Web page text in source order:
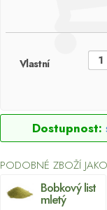
Vlastní
Dostupnost:
PODOBNÉ ZBOŽÍ
Bobkový list
mletý